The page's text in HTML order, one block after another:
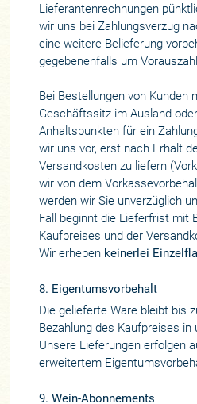
Lieferantenrechnungen
wir uns bei Zahlungsverzug
eine weitere Belieferung
gegebenenfalls um
Bei Bestellungen von Kunden
Geschäftssitz im Ausland
Anhaltspunkten für ein
wir uns vor, erst nach Erhalt
Versandkosten zu liefern
wir von dem
werden wir Sie unverzüglich
Fall beginnt die Lieferfrist mit
Kaufpreises und der
Wir erheben keinerlei
8. Eigentumsvorbehalt
Die gelieferte Ware bleibt bis
Bezahlung des Kaufpreises in
Unsere Lieferungen erfolgen
erweitertem
9. Wein-Abonnements